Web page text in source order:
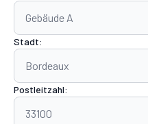
Stadt:
Postleitzahl: